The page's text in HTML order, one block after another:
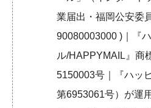
業届出・福岡公安委
90080003000 )｜『
ル/HAPPYMAIL』商
5150003号｜『ハッ
第6953061号）が運